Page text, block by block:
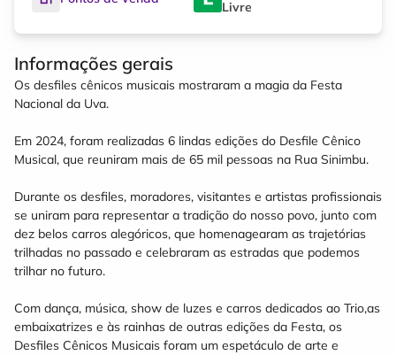
Livre
Informações gerais
Os desfiles cênicos musicais mostraram a magia da Festa
Nacional da Uva.
Em 2024, foram realizadas 6 lindas edições do Desfile Cênico
Musical, que reuniram mais de 65 mil pessoas na Rua Sinimbu.
Durante os desfiles, moradores, visitantes e artistas profissionais
se uniram para representar a tradição do nosso povo, junto com
dez belos carros alegóricos, que homenagearam as trajetórias
trilhadas no passado e celebraram as estradas que podemos
trilhar no futuro.
Com dança, música, show de luzes e carros dedicados ao Trio,as
embaixatrizes e às rainhas de outras edições da Festa, os
Desfiles Cênicos Musicais foram um espetáculo de arte e